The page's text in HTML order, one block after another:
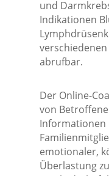
und
Indikationen
abrufbar.
Der Online-
von
emotionaler,
Überlastung